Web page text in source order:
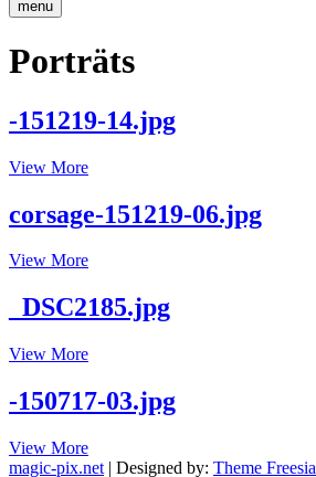
menu
Porträts
-151219-14.jpg
View More-151219-
corsage-151219-06.jpg
View Morecorsage-
06.jpg
_DSC2185.jpg
View More_DSC2185.jpg
-150717-03.jpg
View More-150717-
03.jpg
magic-pix.net | Designed by: Theme Freesia